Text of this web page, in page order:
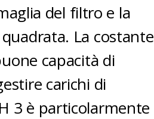
del filtro e la
La costante
capacità di
carichi di
3 è particolarmente